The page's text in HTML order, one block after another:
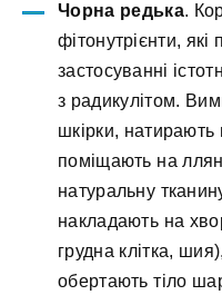
Чорна редька.
фітонутрієнти,
застосуванні
з радикулітом.
шкірки, натирають
поміщають на
натуральну
накладають на
грудна клітка,
обертають тіло